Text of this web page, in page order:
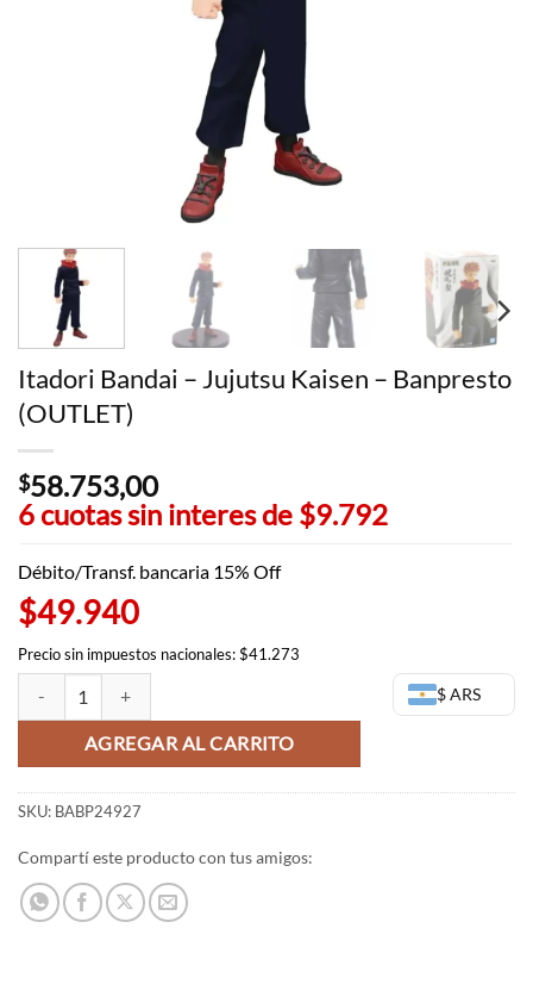
Itadori Bandai – Jujutsu Kaisen – Banpresto
(OUTLET)
$58.753,00
6 cuotas sin interes de $9.792
Débito/Transf. bancaria 15% Off
$49.940
Precio sin impuestos nacionales: $41.273
$ ARS
Itadori Bandai - Jujutsu Kaisen - Banpresto (OUTLET) cantidad
AGREGAR AL CARRITO
SKU: BABP24927
Compartí este producto con tus amigos: